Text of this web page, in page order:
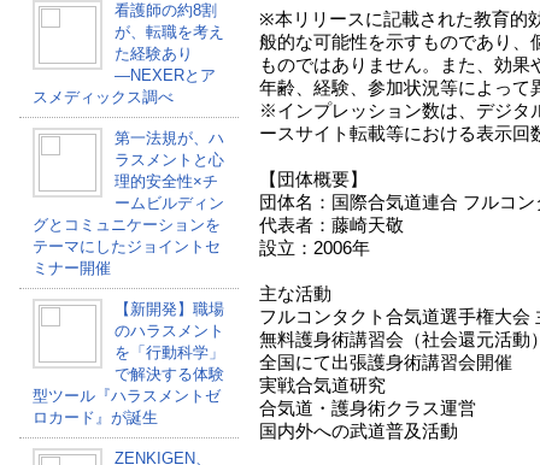
看護師の約8割
が、転職を考え
た経験あり
―NEXERとア
スメディックス調べ
第一法規が、ハ
ラスメントと心
理的安全性×チ
ームビルディン
グとコミュニケーションを
テーマにしたジョイントセ
ミナー開催
【新開発】職場
のハラスメント
を「行動科学」
で解決する体験
型ツール『ハラスメントゼ
ロカード』が誕生
ZENKIGEN、
※本リリースに記載された教育的
般的な可能性を示すものであり、
ものではありません。また、効果
年齢、経験、参加状況等によって
※インプレッション数は、デジタ
ースサイト転載等における表示回
【団体概要】
団体名：国際合気道連合 フルコ
代表者：藤崎天敬
設立：2006年
主な活動
フルコンタクト合気道選手権大会
無料護身術講習会（社会還元活動
全国にて出張護身術講習会開催
実戦合気道研究
合気道・護身術クラス運営
国内外への武道普及活動